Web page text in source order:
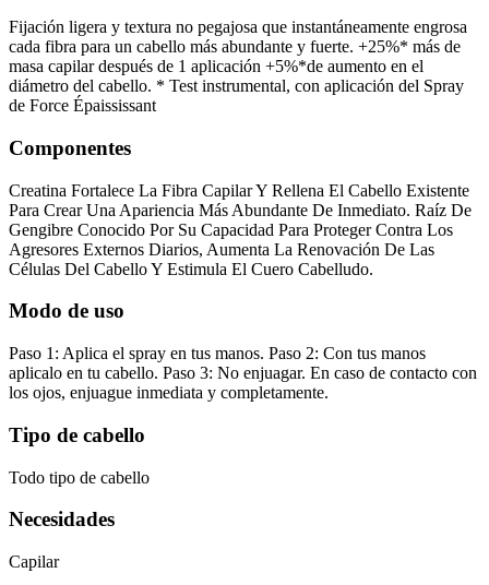
Fijación ligera y textura no pegajosa que instantáneamente engrosa
cada fibra para un cabello más abundante y fuerte. +25%* más de
masa capilar después de 1 aplicación +5%*de aumento en el
diámetro del cabello. * Test instrumental, con aplicación del Spray
de Force Épaississant
Componentes
Creatina Fortalece La Fibra Capilar Y Rellena El Cabello Existente
Para Crear Una Apariencia Más Abundante De Inmediato. Raíz De
Gengibre Conocido Por Su Capacidad Para Proteger Contra Los
Agresores Externos Diarios, Aumenta La Renovación De Las
Células Del Cabello Y Estimula El Cuero Cabelludo.
Modo de uso
Paso 1: Aplica el spray en tus manos. Paso 2: Con tus manos
aplicalo en tu cabello. Paso 3: No enjuagar. En caso de contacto con
los ojos, enjuague inmediata y completamente.
Tipo de cabello
Todo tipo de cabello
Necesidades
Capilar